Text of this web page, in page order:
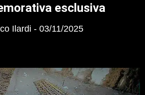
esclusiva
Ilardi 03/11/2025